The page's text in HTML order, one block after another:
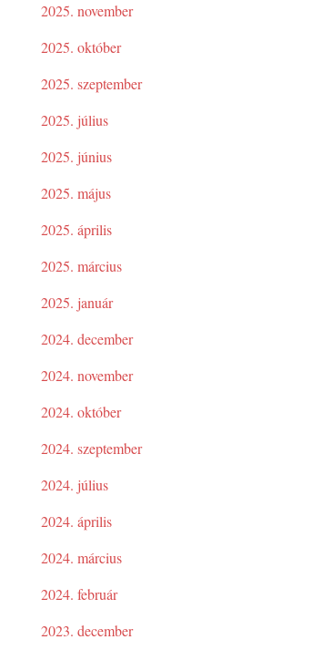
2025. november
2025. október
2025. szeptember
2025. július
2025. június
2025. május
2025. április
2025. március
2025. január
2024. december
2024. november
2024. október
2024. szeptember
2024. július
2024. április
2024. március
2024. február
2023. december